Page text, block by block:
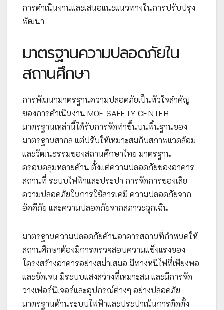
การดำเนินงานและเสนอแนะแนวทางในการปรับปรุง
พัฒนา
มาตรฐานความปลอดภัยใน
สถานศึกษา
การพัฒนามาตรฐานความปลอดภัยเป็นหัวใจสำคัญ
ของการดำเนินงาน MOE SAFETY CENTER
มาตรฐานเหล่านี้ได้รับการจัดทำขึ้นบนพื้นฐานของ
มาตรฐานสากล แต่ปรับให้เหมาะสมกับสภาพแวดล้อม
และวัฒนธรรมของสถานศึกษาไทย มาตรฐาน
ครอบคลุมหลายด้าน ตั้งแต่ความปลอดภัยของอาคาร
สถานที่ ระบบไฟฟ้าและประปา การจัดการของเสีย
ความปลอดภัยในการใช้สารเคมี ความปลอดภัยจาก
อัคคีภัย และความปลอดภัยจากสภาวะฉุกเฉิน
มาตรฐานความปลอดภัยด้านอาคารสถานที่กำหนดให้
สถานศึกษาต้องมีการตรวจสอบความแข็งแรงของ
โครงสร้างอาคารอย่างสม่ำเสมอ มีทางหนีไฟที่เพียงพอ
และชัดเจน มีระบบแสงสว่างที่เหมาะสม และมีการจัด
วางเฟอร์นิเจอร์และอุปกรณ์ต่างๆ อย่างปลอดภัย
มาตรฐานด้านระบบไฟฟ้าและประปาเน้นการติดตั้ง